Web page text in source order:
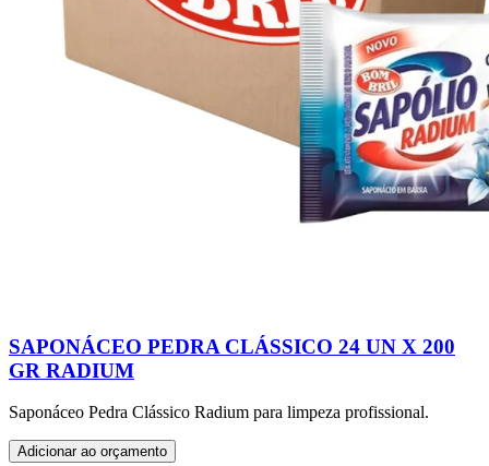
SAPONÁCEO PEDRA CLÁSSICO 24 UN X 200
GR RADIUM
Saponáceo Pedra Clássico Radium para limpeza profissional.
Adicionar ao orçamento